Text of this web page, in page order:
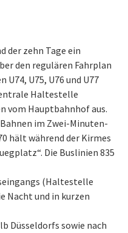
der zehn Tage ein
den regulären Fahrplan
U75, U76 und U77
Haltestelle
vom Hauptbahnhof aus.
im Zwei-Minuten-
hält während der Kirmes
Die Buslinien 835
(Haltestelle
Nacht und in kurzen
Düsseldorfs sowie nach